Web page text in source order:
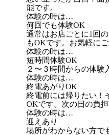
能です。
体験の時は…
何回でも体験OK
通常はお店ごとに1回
もOKです。お気軽にご
体験の時は…
短時間体験OK
２〜３時間からの体験
体験の時は…
終電あがりOK
終電前には帰りたい！
OKです。次の日の負担
体験の時は…
迎えあり
場所がわからない方で